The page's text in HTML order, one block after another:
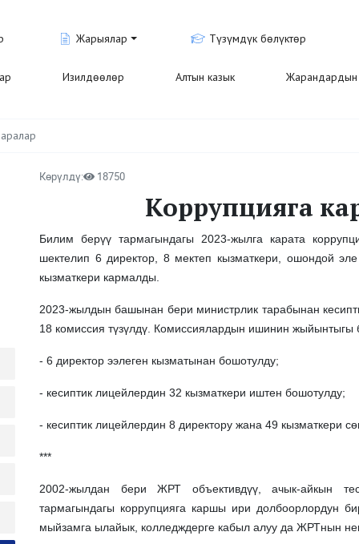
Жарыялар Түзүмдүк бөлүктөр
Изилдөөлөр Алтын казык Жарандардын
Көрүлдү: 18750
Коррупцияга
Билим берүү тармагындагы 2023-жылга карата
шектелип 6 директор, 8 мектеп кызматкери, ошондой
кызматкери кармалды.
2023-жылдын башынан бери министрлик тарабынан
18 комиссия түзүлдү. Комиссиялардын ишинин жыйынтыгы
- 6 директор ээлеген кызматынан бошотулду;
- кесиптик лицейлердин 32 кызматкери иштен бошотулду;
- кесиптик лицейлердин 8 директору жана 49 кызматкери
***
2002-жылдан бери ЖРТ объективдүү, ачык-айкын
тармагындагы коррупцияга каршы ири долбоорлордун
мыйзамга ылайык, колледждерге кабыл алуу да ЖРТнын